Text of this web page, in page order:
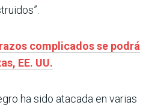
complicados se podrá
EE. UU.
ha sido atacada en varias